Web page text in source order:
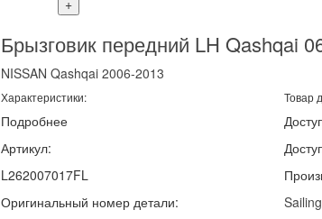
+
Брызговик передний LH Qashqai
NISSAN Qashqai 2006-2013
Характеристики:
Подробнее
Артикул:
L262007017FL
Оригинальный номер детали:
Товар
Sailing